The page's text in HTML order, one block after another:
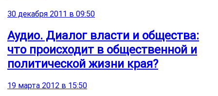
30 декабря 2011 в 09:50
Аудио. Диалог власти и общества:
что происходит в общественной и
политической жизни края?
19 марта 2012 в 15:50